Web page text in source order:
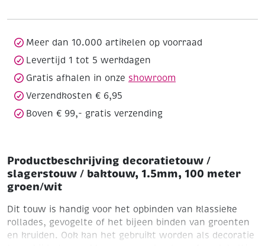
100
groen/wit
aantal
Meer dan 10.000 artikelen op voorraad
Levertijd 1 tot 5 werkdagen
Gratis afhalen in onze showroom
Verzendkosten € 6,95
Boven € 99,- gratis verzending
Productbeschrijving decoratietouw /
slagerstouw / baktouw, 1.5mm, 100 meter
groen/wit
Dit touw is handig voor het opbinden van klassieke
rollades, gevogelte of het bijeen binden van groenten
en kruiden. Ook kan het gebruikt worden als decoratie